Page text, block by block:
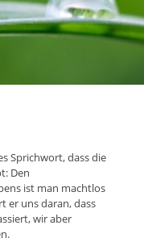
Sprichwort, dass die
Den
ist man machtlos
er uns daran, dass
wir aber